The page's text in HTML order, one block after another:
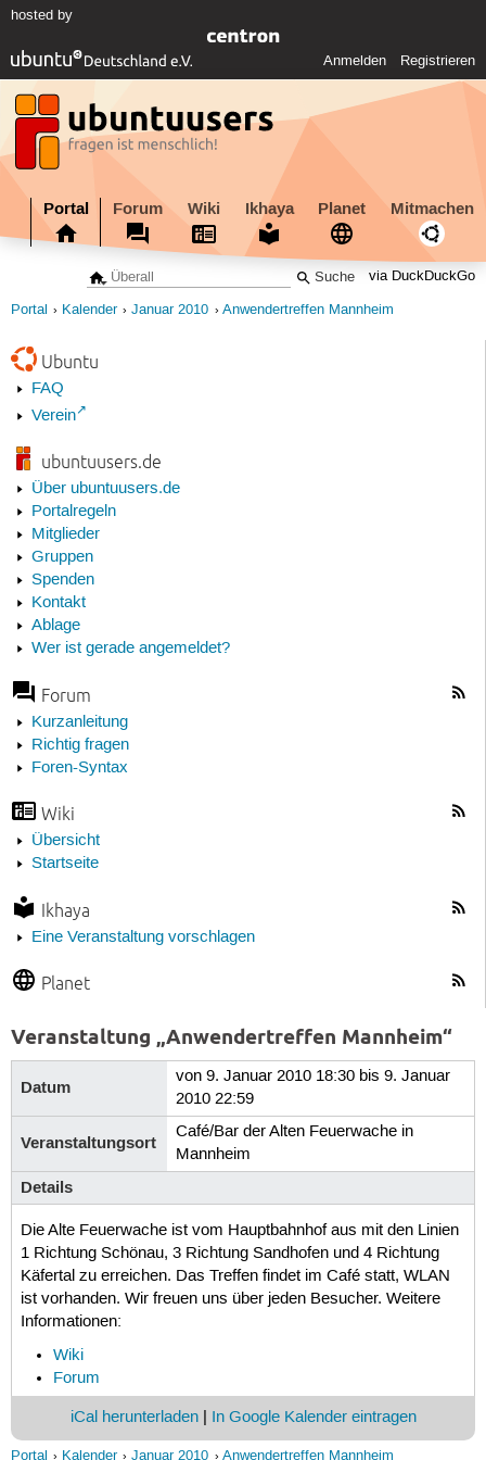
hosted by
Anmelden Registrieren
Portal Forum Wiki Ikhaya Planet Mitmachen
via DuckDuckGo
Portal Kalender Januar 2010 Anwendertreffen Mannheim
Ubuntu
FAQ
Verein
ubuntuusers.de
Über ubuntuusers.de
Portalregeln
Mitglieder
Gruppen
Spenden
Kontakt
Ablage
Wer ist gerade angemeldet?
Forum
Kurzanleitung
Richtig fragen
Foren-Syntax
Wiki
Übersicht
Startseite
Ikhaya
Eine Veranstaltung vorschlagen
Planet
Veranstaltung „Anwendertreffen Mannheim“
Datum
von 9. Januar 2010 18:30 bis 9. Januar
2010 22:59
Veranstaltungsort
Café/Bar der Alten Feuerwache in
Mannheim
Details
Die Alte Feuerwache ist vom Hauptbahnhof aus mit den Linien
1 Richtung Schönau, 3 Richtung Sandhofen und 4 Richtung
Käfertal zu erreichen. Das Treffen findet im Café statt, WLAN
ist vorhanden. Wir freuen uns über jeden Besucher. Weitere
Informationen:
Wiki
Forum
iCal herunterladen| In Google Kalender eintragen
Portal Kalender Januar 2010 Anwendertreffen Mannheim